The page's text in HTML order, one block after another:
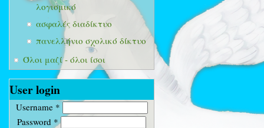
λογισμικό
ασφαλές διαδίκτυο
πανελλήνιο σχολικό δίκτυο
Όλοι μαζί - όλοι ίσοι
User login
Username *
Password *